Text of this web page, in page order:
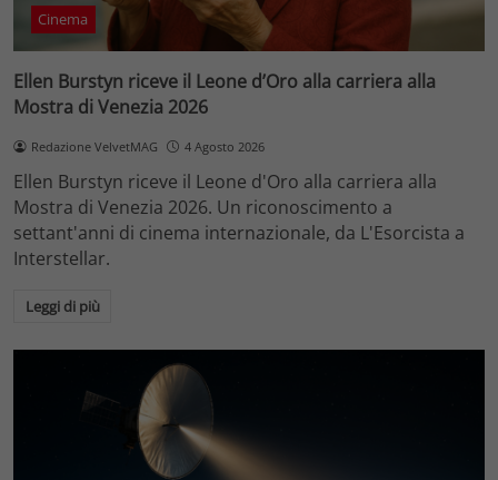
Cinema
Ellen Burstyn riceve il Leone d’Oro alla carriera alla
Mostra di Venezia 2026
Redazione VelvetMAG 4 Agosto 2026
Ellen Burstyn riceve il Leone d'Oro alla carriera alla
Mostra di Venezia 2026. Un riconoscimento a
settant'anni di cinema internazionale, da L'Esorcista a
Interstellar.
Leggi di più